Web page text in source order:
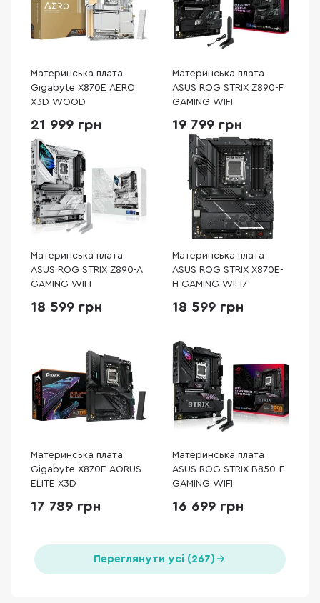
Материнська плата
Gigabyte X870E AERO
X3D WOOD
21 999 грн
Материнська плата
ASUS ROG STRIX Z890-F
GAMING WIFI
19 799 грн
Материнська плата
ASUS ROG STRIX Z890-A
GAMING WIFI
18 599 грн
Материнська плата
ASUS ROG STRIX X870E-
H GAMING WIFI7
18 599 грн
Материнська плата
Gigabyte X870E AORUS
ELITE X3D
17 789 грн
Материнська плата
ASUS ROG STRIX B850-E
GAMING WIFI
16 699 грн
Переглянути усі (267)